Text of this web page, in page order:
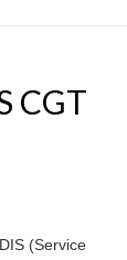
CGT
(Service